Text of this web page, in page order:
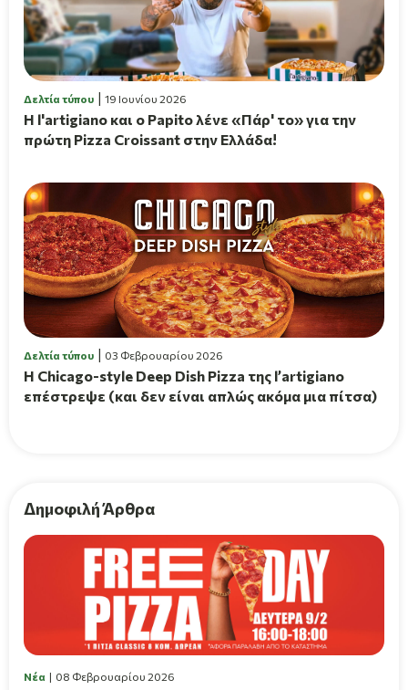
Δελτία τύπου 19 Ιουνίου 2026
H l'artigiano και ο Papito λένε «Πάρ' το» για την
πρώτη Pizza Croissant στην Ελλάδα!
Δελτία τύπου 03 Φεβρουαρίου 2026
Η Chicago-style Deep Dish Pizza της l’artigiano
επέστρεψε (και δεν είναι απλώς ακόμα μια πίτσα)
Δημοφιλή Άρθρα
Νέα 08 Φεβρουαρίου 2026